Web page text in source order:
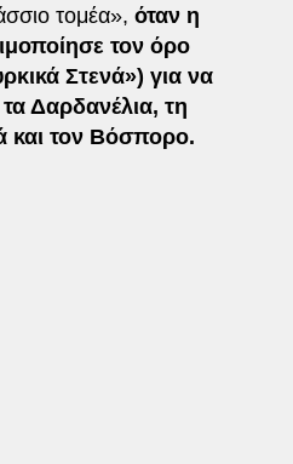
τομέα», όταν η
τον όρο
Στενά») για να
Δαρδανέλια, τη
τον Βόσπορο.